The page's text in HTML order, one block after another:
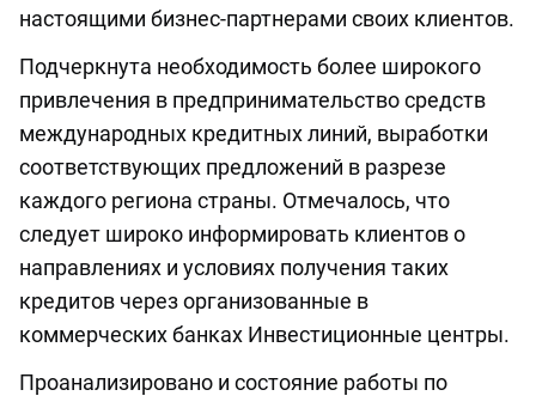
настоящими бизнес-партнерами своих клиентов.
Подчеркнута необходимость более широкого
привлечения в предпринимательство средств
международных кредитных линий, выработки
соответствующих предложений в разрезе
каждого региона страны. Отмечалось, что
следует широко информировать клиентов о
направлениях и условиях получения таких
кредитов через организованные в
коммерческих банках Инвестиционные центры.
Проанализировано и состояние работы по